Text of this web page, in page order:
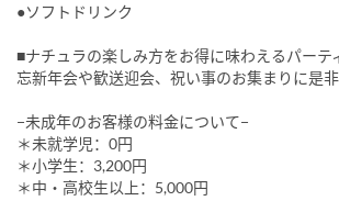
●ソフトドリンク
■ナチュラの楽しみ方をお得に味わえるパーテ
忘新年会や歓送迎会、祝い事のお集まりに是非
−未成年のお客様の料金について−
＊未就学児：0円
＊小学生：3,200円
＊中・高校生以上：5,000円